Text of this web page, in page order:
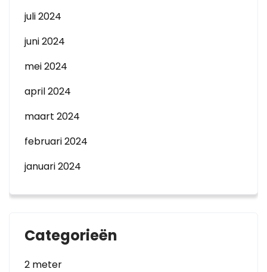
juli 2024
juni 2024
mei 2024
april 2024
maart 2024
februari 2024
januari 2024
Categorieën
2 meter